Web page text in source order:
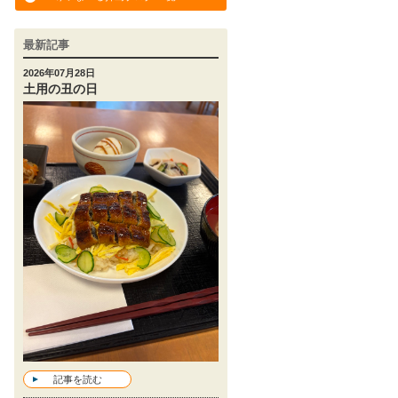
最新記事
2026年07月28日
土用の丑の日
記事を読む